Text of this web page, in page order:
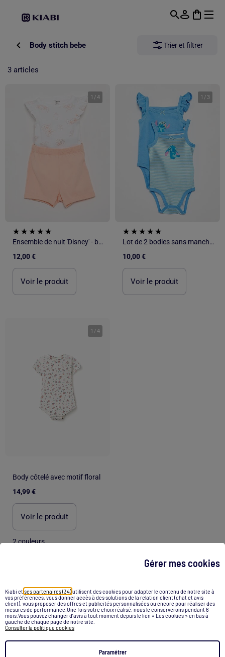
Gérer mes cookies
Kiabi et ses partenaires (34)utilisent des cookies pour adapter le contenu de notre site à
vos préférences, vous donner accès à des solutions de la relation client (chat et avis
client), vous proposer des offres et publicités personnalisées ou encore pour réaliser des
mesures de performance.Une fois votre choix réalisé, nous le conserverons pendant 6
mois.Vous pouvez changer d’avis à tout moment depuis le lien « Les cookies » en bas à
gauche de chaque page de notre site.
Consulter la politique cookies
Paramétrer
Body stitch bebe Trier et filtrer
3 articles
1 /4
Ensemble de nuit 'Disney' - body avec volant + short
12,00 €
Voir le produit
1 / 3
Lot de 2 bodies sans manches 'Disney'
10,00 €
Voir le produit
1 /4
Body côtelé avec motif floral
14,99 €
Voir le produit
2 couleurs
Recommandations
Stitch Lilo et stitch
Stitch rose
Polo maille femme